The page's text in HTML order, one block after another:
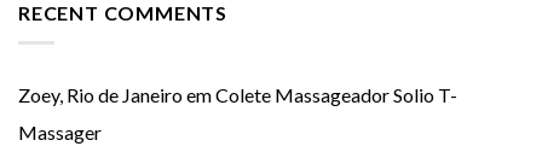
RECENT COMMENTS
Zoey, Rio de JaneiroemColete Massageador Solio T-
Massager